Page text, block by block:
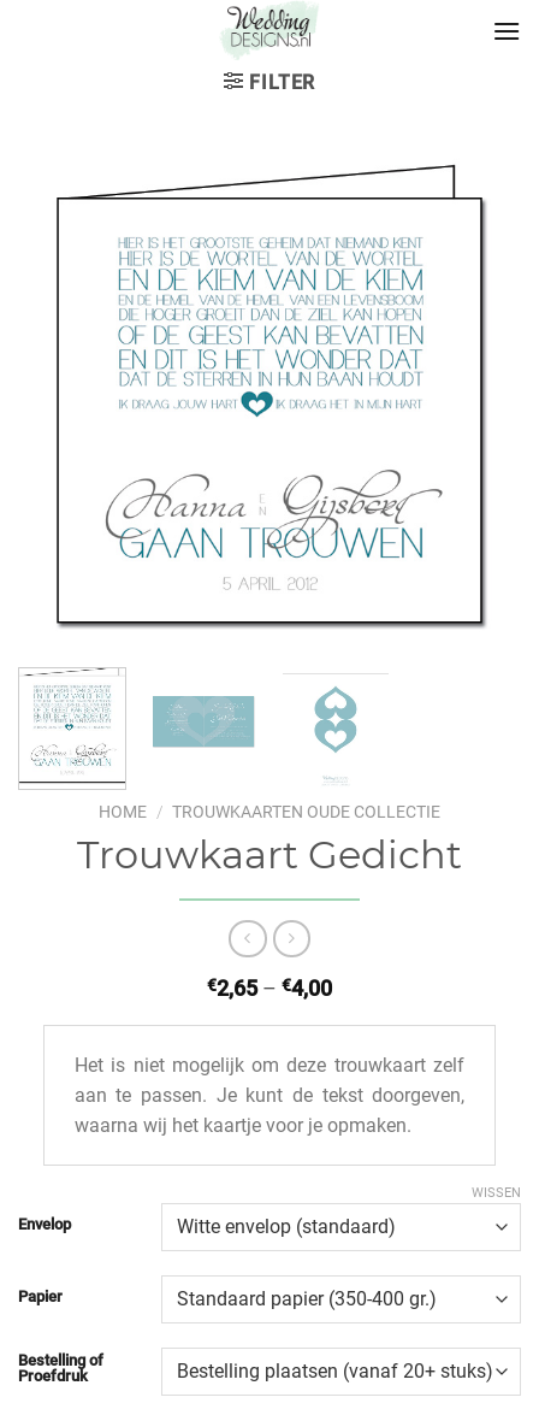
FILTER
HOME / TROUWKAARTEN OUDE COLLECTIE
Trouwkaart Gedicht
€2,65– €4,00
Het is niet mogelijk om deze trouwkaart zelf
aan te passen. Je kunt de tekst doorgeven,
waarna wij het kaartje voor je opmaken.
Envelop
Papier
Bestelling of
Proefdruk
WISSEN